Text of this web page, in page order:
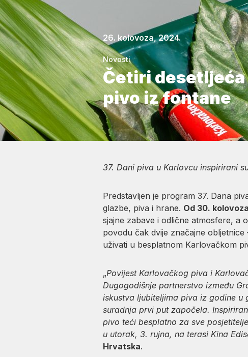
26. kolovoza, 2024.
Novosti
Četiri desetljeća
pivo iz fontane
37. Dani piva u Karlovcu inspirirani
Predstavljen je program 37. Dana
glazbe, piva i hrane. Od 30.
sjajne zabave i odlične atmosfere, a
povodu čak dvije značajne obljetnice
uživati u besplatnom Karlovačkom
„Povijest Karlovačkog piva i
Dugogodišnje partnerstvo između
iskustva ljubiteljima piva iz godine u
suradnja prvi put započela.
pivo teći besplatno za sve
u utorak, 3. rujna, na terasi Kina
Hrvatska.